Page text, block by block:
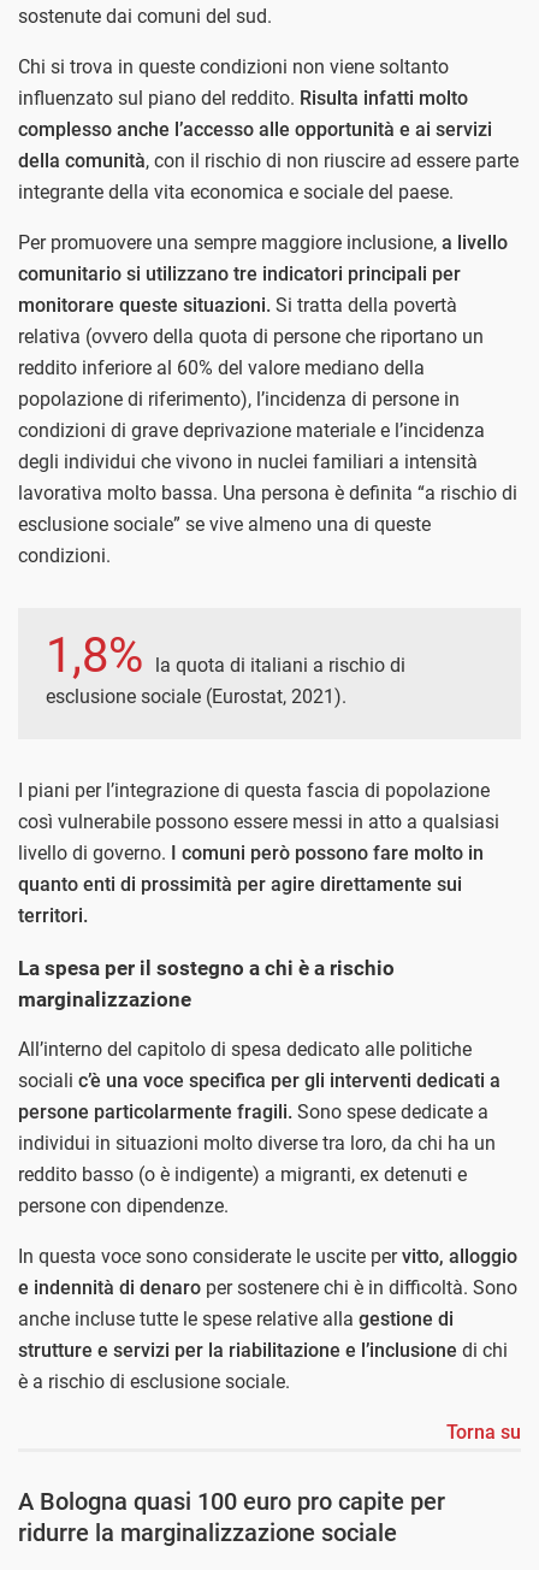
sostenute dai comuni del sud.
Chi si trova in queste condizioni non viene soltanto
influenzato sul piano del reddito. Risulta infatti molto
complesso anche l’accesso alle opportunità e ai servizi
della comunità, con il rischio di non riuscire ad essere parte
integrante della vita economica e sociale del paese.
Per promuovere una sempre maggiore inclusione, a livello
comunitario si utilizzano tre indicatori principali per
monitorare queste situazioni. Si tratta della povertà
relativa (ovvero della quota di persone che riportano un
reddito inferiore al 60% del valore mediano della
popolazione di riferimento), l’incidenza di persone in
condizioni di grave deprivazione materiale e l’incidenza
degli individui che vivono in nuclei familiari a intensità
lavorativa molto bassa. Una persona è definita “a rischio di
esclusione sociale” se vive almeno una di queste
condizioni.
1,8%
la quota di italiani a rischio di
esclusione sociale (Eurostat, 2021).
I piani per l’integrazione di questa fascia di popolazione
così vulnerabile possono essere messi in atto a qualsiasi
livello di governo. I comuni però possono fare molto in
quanto enti di prossimità per agire direttamente sui
territori.
La spesa per il sostegno a chi è a rischio
marginalizzazione
All’interno del capitolo di spesa dedicato alle politiche
sociali c’è una voce specifica per gli interventi dedicati a
persone particolarmente fragili. Sono spese dedicate a
individui in situazioni molto diverse tra loro, da chi ha un
reddito basso (o è indigente) a migranti, ex detenuti e
persone con dipendenze.
In questa voce sono considerate le uscite pervitto, alloggio
e indennità di denaro per sostenere chi è in difficoltà. Sono
anche incluse tutte le spese relative alla gestione di
strutture e servizi per la riabilitazione e l’inclusione di chi
è a rischio di esclusione sociale.
Torna su
A Bologna quasi 100 euro pro capite per
ridurre la marginalizzazione sociale